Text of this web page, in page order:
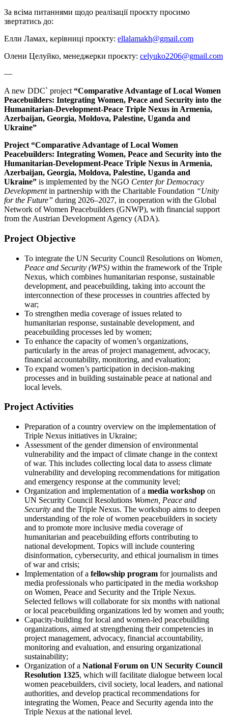
За всіма питаннями щодо реалізації проєкту просимо
звертатись до:
Елли Ламах, керівниці проєкту: ellalamakh@gmail.com
Олени Целуйко, менеджерки проєкту: celyuko2206@gmail.com
—
A new DDC` project “Comparative Advantage of Local Women
Peacebuilders: Integrating Women, Peace and Security into the
Humanitarian-Development-Peace Triple Nexus in Armenia,
Azerbaijan, Georgia, Moldova, Palestine, Uganda and
Ukraine”
Project “Comparative Advantage of Local Women
Peacebuilders: Integrating Women, Peace and Security into the
Humanitarian-Development-Peace Triple Nexus in Armenia,
Azerbaijan, Georgia, Moldova, Palestine, Uganda and
Ukraine” is implemented by the NGO Center for Democracy
Developmentin partnership with the Charitable Foundation “Unity
for the Future” during 2026–2027, in cooperation with the Global
Network of Women Peacebuilders (GNWP), with financial support
from the Austrian Development Agency (ADA).
Project Objective
To integrate the UN Security Council Resolutions on Women,
Peace and Security (WPS) within the framework of the Triple
Nexus, which combines humanitarian response, sustainable
development, and peacebuilding, taking into account the
interconnection of these processes in countries affected by
war;
To strengthen media coverage of issues related to
humanitarian response, sustainable development, and
peacebuilding processes led by women;
To enhance the capacity of women’s organizations,
particularly in the areas of project management, advocacy,
financial accountability, monitoring, and evaluation;
To expand women’s participation in decision-making
processes and in building sustainable peace at national and
local levels.
Project Activities
Preparation of a country overview on the implementation of
Triple Nexus initiatives in Ukraine;
Assessment of the gender dimension of environmental
vulnerability and the impact of climate change in the context
of war. This includes collecting local data to assess climate
vulnerability and developing recommendations for mitigation
and emergency response at the community level;
Organization and implementation of a media workshop on
UN Security Council Resolutions Women, Peace and
Security and the Triple Nexus. The workshop aims to deepen
understanding of the role of women peacebuilders in society
and to promote more inclusive media coverage of
humanitarian and peacebuilding efforts contributing to
national development. Topics will include countering
disinformation, cybersecurity, and ethical journalism in times
of war and crisis;
Implementation of a fellowship program for journalists and
media professionals who participated in the media workshop
on Women, Peace and Security and the Triple Nexus.
Selected fellows will collaborate for six months with national
or local peacebuilding organizations led by women and youth;
Capacity-building for local and women-led peacebuilding
organizations, aimed at strengthening their competencies in
project management, advocacy, financial accountability,
monitoring and evaluation, and ensuring organizational
sustainability;
Organization of a National Forum on UN Security Council
Resolution 1325, which will facilitate dialogue between local
women peacebuilders, civil society, local leaders, and national
authorities, and develop practical recommendations for
integrating the Women, Peace and Security agenda into the
Triple Nexus at the national level.